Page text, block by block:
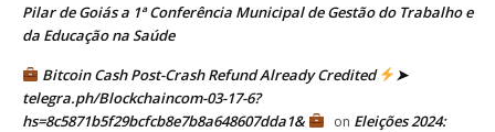
Pilar de Goiás a 1ª Conferência Municipal de Gestão do Trabalho e
da Educação na Saúde
Bitcoin Cash Post-Crash Refund Already Credited
➤
telegra.ph/Blockchaincom-03-17-6?
hs=8c5871b5f29bcfcb8e7b8a648607dda1&
on Eleições 2024: